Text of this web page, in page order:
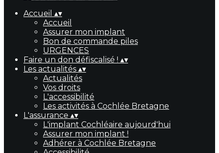
Accueil ▴▾
Accueil
Assurer mon implant
Bon de commande piles
URGENCES
Faire un don défiscalisé ! ▴▾
Les actualités ▴▾
Actualités
Vos droits
L'accessibilité
Les activités à Cochlée Bretagne
L'assurance ▴▾
L'implant Cochléaire aujourd'hui
Assurer mon implant !
Adhérer à Cochlée Bretagne